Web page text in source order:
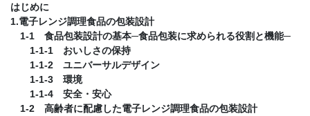
はじめに
1.電子レンジ調理食品の包装設計
1-1 食品包装設計の基本─食品包装に求められる役割と機能─
1-1-1 おいしさの保持
1-1-2 ユニバーサルデザイン
1-1-3 環境
1-1-4 安全・安心
1-2 高齢者に配慮した電子レンジ調理食品の包装設計